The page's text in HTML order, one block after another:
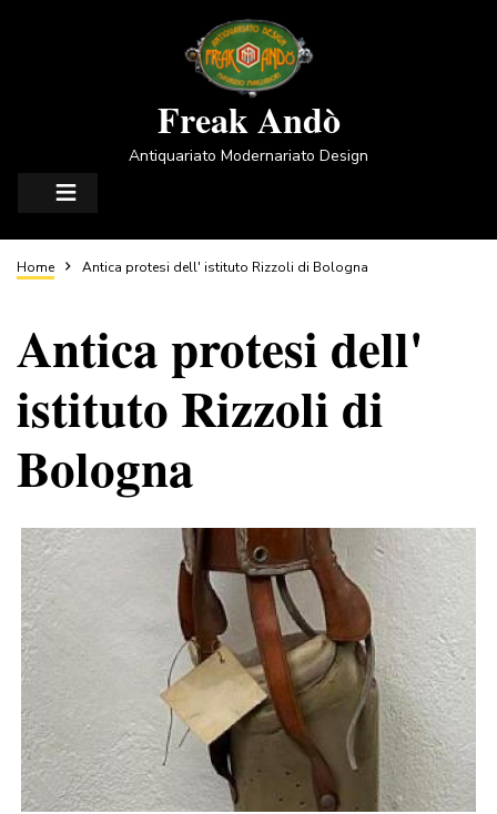
Freak Andò
Antiquariato Modernariato Design
Briciole
di
pane
Home Antica protesi dell' istituto Rizzoli di Bologna
Antica protesi dell'
istituto Rizzoli di
Bologna